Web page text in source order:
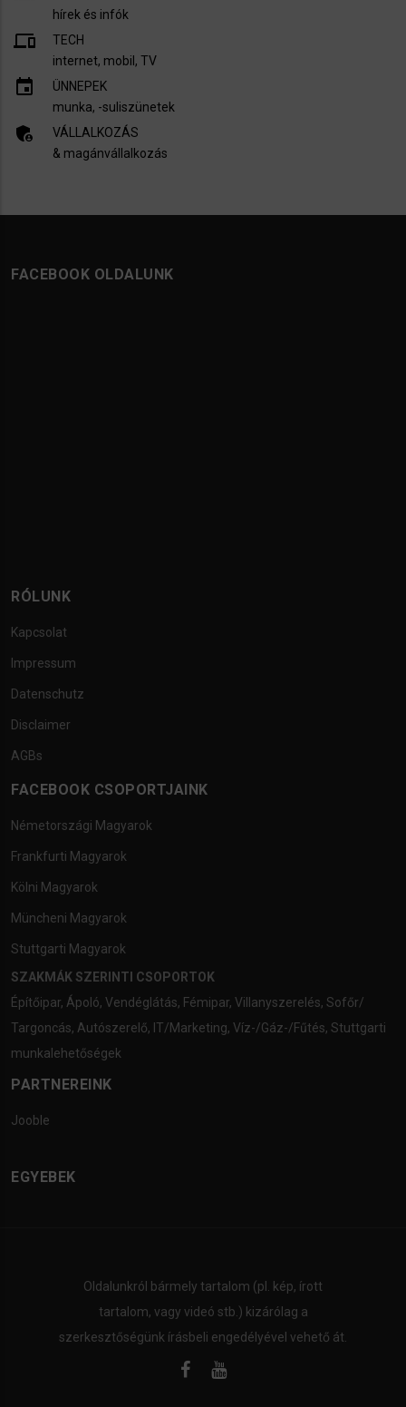
hírek és infók
devices
TECH
internet, mobil, TV​
insert_invitation
ÜNNEPEK
munka, -suliszünetek
admin_panel_settings
VÁLLALKOZÁS
& magánvállalkozás
FACEBOOK OLDALUNK
RÓLUNK
Kapcsolat
Impressum
Datenschutz
Disclaimer
AGBs
FACEBOOK CSOPORTJAINK
Németországi Magyarok
Frankfurti Magyarok
Kölni Magyarok
Müncheni Magyarok
Stuttgarti Magyarok
SZAKMÁK SZERINTI CSOPORTOK
Építőipar, Ápoló, Vendéglátás, Fémipar, Villanyszerelés, Sofőr/
Targoncás, Autószerelő, IT/Marketing, Víz-/Gáz-/Fűtés, Stuttgarti
munkalehetőségek
PARTNEREINK
Jooble
EGYEBEK
Oldalunkról bármely tartalom (pl. kép, írott
tartalom, vagy videó stb.) kizárólag a
szerkesztőségünk írásbeli engedélyével vehető át.